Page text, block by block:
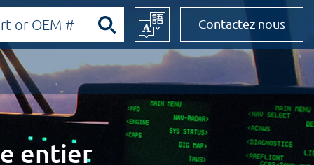
Contactez nous
entier